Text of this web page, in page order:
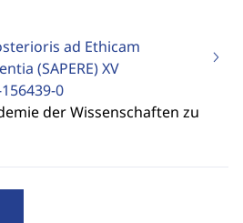
ad Ethicam
(SAPERE)XV
0
der Wissenschaften zu